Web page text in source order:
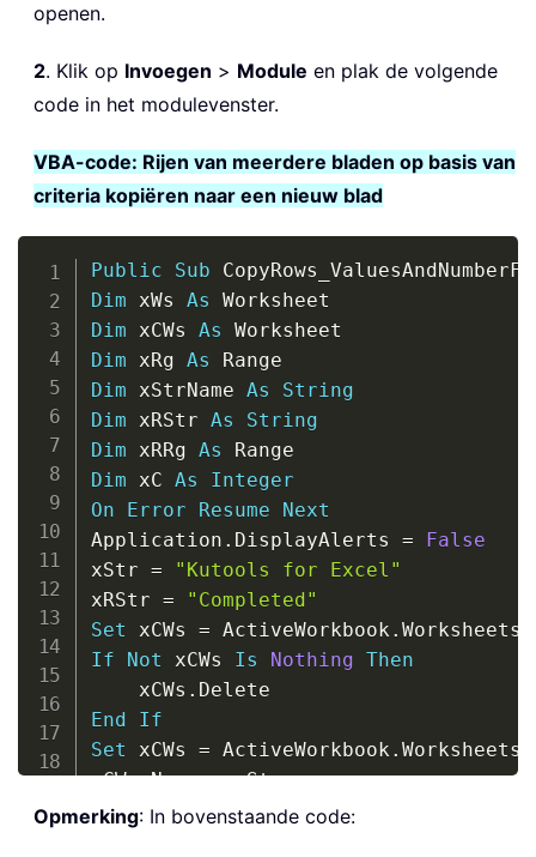
openen.
2. Klik op Invoegen > Module en plak de volgende
code in het modulevenster.
VBA-code: Rijen van meerdere bladen op basis van
criteria kopiëren naar een nieuw blad
Public Sub
Dim xWs As
Dim xCWs As
Dim xRg As
Dim xStrName As
String
Dim xRStr As
String
Dim xRRg As
Dim xC As
Integer
On
Error Resume
Next
Application . DisplayAlerts =
False
xStr =
"Kutools for Excel"
xRStr =
"Completed"
Set xCWs = ActiveWorkbook . Worksheets
If
Not xCWs Is Nothing Then
    xCWs
.
End
If
Set xCWs = ActiveWorkbook . Worksheets
xCWs.Name = xStr
xC = 1
Copy
Opmerking: In bovenstaande code: